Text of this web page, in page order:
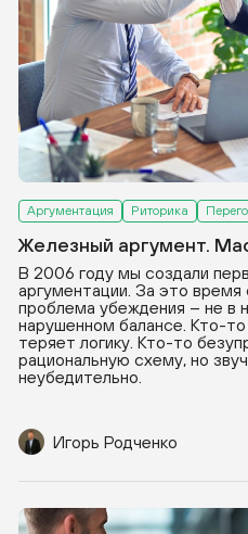
Аргументация Риторика
Железный аргумент.
В 2006 году мы создали
аргументации. За это время
проблема убеждения – не в
нарушенном балансе. Кто-
теряет логику. Кто-то
рациональную схему, но
неубедительно.
Игорь Родченко